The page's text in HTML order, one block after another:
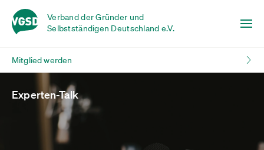
Verband der Gründer und
Selbstständigen Deutschland e.V.
Mitglied werden
Experten-Talk